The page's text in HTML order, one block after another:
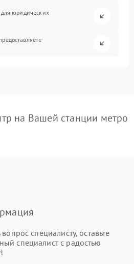
юридических
на Вашей станции метро
специалисту, оставьте
специалист с радостью